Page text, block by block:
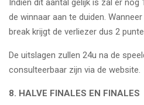
Indien dit aantal gelijk is zal er
de winnaar aan te duiden.
break krijgt de verliezer dus 2
De uitslagen zullen 24u na de
consulteerbaar zijn via de website.
8. HALVE FINALES EN FINALES